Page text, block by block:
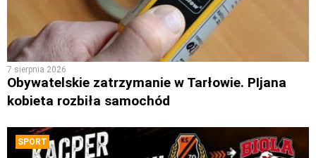
7 sierpnia 2026
Obywatelskie zatrzymanie w Tarłowie. PIjana
kobieta rozbiła samochód
SPORT